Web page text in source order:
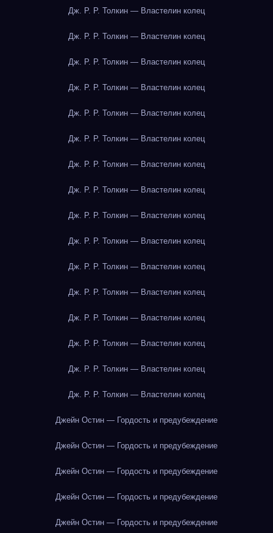
Дж. Р. Р. Толкин — Властелин колец
Дж. Р. Р. Толкин — Властелин колец
Дж. Р. Р. Толкин — Властелин колец
Дж. Р. Р. Толкин — Властелин колец
Дж. Р. Р. Толкин — Властелин колец
Дж. Р. Р. Толкин — Властелин колец
Дж. Р. Р. Толкин — Властелин колец
Дж. Р. Р. Толкин — Властелин колец
Дж. Р. Р. Толкин — Властелин колец
Дж. Р. Р. Толкин — Властелин колец
Дж. Р. Р. Толкин — Властелин колец
Дж. Р. Р. Толкин — Властелин колец
Дж. Р. Р. Толкин — Властелин колец
Дж. Р. Р. Толкин — Властелин колец
Дж. Р. Р. Толкин — Властелин колец
Дж. Р. Р. Толкин — Властелин колец
Джейн Остин — Гордость и предубеждение
Джейн Остин — Гордость и предубеждение
Джейн Остин — Гордость и предубеждение
Джейн Остин — Гордость и предубеждение
Джейн Остин — Гордость и предубеждение